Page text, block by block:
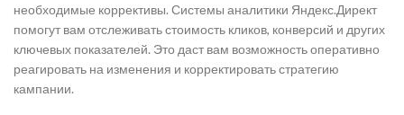
необходимые коррективы. Системы аналитики Яндекс.Директ
помогут вам отслеживать стоимость кликов, конверсий и других
ключевых показателей. Это даст вам возможность оперативно
реагировать на изменения и корректировать стратегию
кампании.